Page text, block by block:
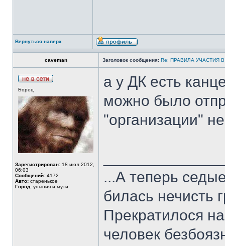
Вернуться наверх
caveman Заголовок сообщения: Re: ПРАВИЛА УЧАСТИЯ
Борец
Зарегистрирован: 18 июл 2012,
06:03
Сообщений: 4172
Авто: старенькое
Город: уныния и мути
а у ДК есть
можно было
"организации"
...А теперь
билась нечисть
Прекратилося
человек